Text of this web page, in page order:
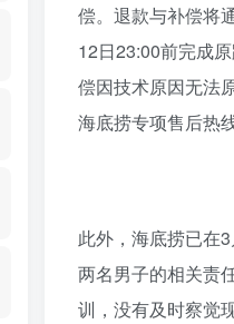
偿。退款与补偿将
12日23:00前完成
偿因技术原因无法
海底捞专项售后热
此外，海底捞已在
两名男子的相关责
训，没有及时察觉